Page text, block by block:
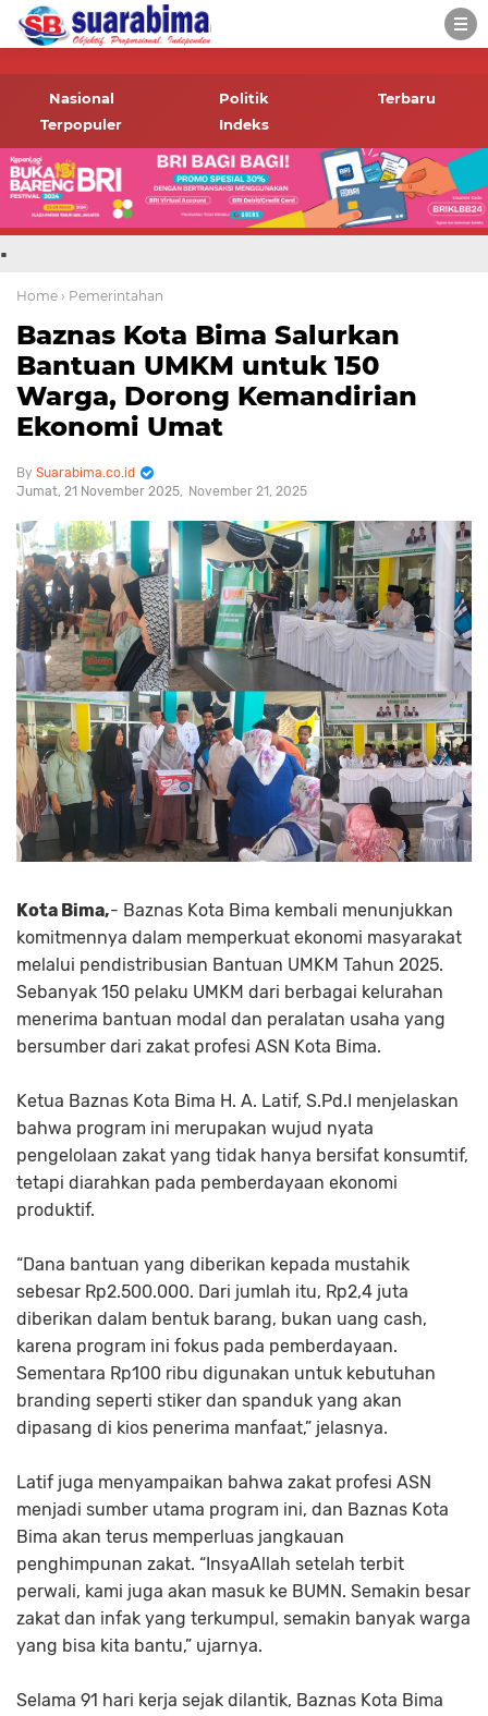
-->
informasi terbaru tentang
Bima dan daerah sekitar
Nasional Politik
Terbaru
Terpopuler
Indeks
.
Home › Pemerintahan
Baznas Kota Bima Salurkan
Bantuan UMKM untuk 150
Warga, Dorong Kemandirian
Ekonomi Umat
Suarabima.co.id
Jumat, 21 November 2025
November 21, 2025
Kota Bima,- Baznas Kota Bima kembali menunjukkan
komitmennya dalam memperkuat ekonomi masyarakat
melalui pendistribusian Bantuan UMKM Tahun 2025.
Sebanyak 150 pelaku UMKM dari berbagai kelurahan
menerima bantuan modal dan peralatan usaha yang
bersumber dari zakat profesi ASN Kota Bima.
Ketua Baznas Kota Bima H. A. Latif, S.Pd.I menjelaskan
bahwa program ini merupakan wujud nyata
pengelolaan zakat yang tidak hanya bersifat konsumtif,
tetapi diarahkan pada pemberdayaan ekonomi
produktif.
“Dana bantuan yang diberikan kepada mustahik
sebesar Rp2.500.000. Dari jumlah itu, Rp2,4 juta
diberikan dalam bentuk barang, bukan uang cash,
karena program ini fokus pada pemberdayaan.
Sementara Rp100 ribu digunakan untuk kebutuhan
branding seperti stiker dan spanduk yang akan
dipasang di kios penerima manfaat,” jelasnya.
Latif juga menyampaikan bahwa zakat profesi ASN
menjadi sumber utama program ini, dan Baznas Kota
Bima akan terus memperluas jangkauan
penghimpunan zakat. “InsyaAllah setelah terbit
perwali, kami juga akan masuk ke BUMN. Semakin besar
zakat dan infak yang terkumpul, semakin banyak warga
yang bisa kita bantu,” ujarnya.
Selama 91 hari kerja sejak dilantik, Baznas Kota Bima